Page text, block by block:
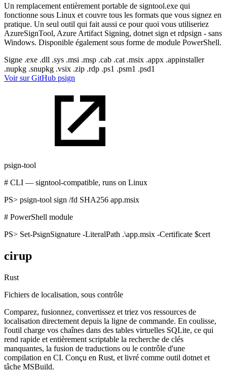
Un remplacement entièrement portable de signtool.exe qui
fonctionne sous Linux et couvre tous les formats que vous signez en
pratique. Un seul outil qui fait aussi ce pour quoi vous utiliseriez
AzureSignTool, Azure Artifact Signing, dotnet sign et rdpsign - sans
Windows. Disponible également sous forme de module PowerShell.
Signe .exe .dll .sys .msi .msp .cab .cat .msix .appx .appinstaller
.nupkg .snupkg .vsix .zip .rdp .ps1 .psm1 .psd1
Voir sur GitHub psign
psign-tool
# CLI — signtool-compatible, runs on Linux
PS> psign-tool sign /fd SHA256 app.msix
# PowerShell module
PS> Set-PsignSignature -LiteralPath .\app.msix -Certificate $cert
cirup
Rust
Fichiers de localisation, sous contrôle
Comparez, fusionnez, convertissez et triez vos ressources de
localisation directement depuis la ligne de commande. En coulisse,
l'outil charge vos chaînes dans des tables virtuelles SQLite, ce qui
rend rapide et entièrement scriptable la recherche de clés
manquantes, la fusion de traductions ou le contrôle d'une
compilation en CI. Conçu en Rust, et livré comme outil dotnet et
tâche MSBuild.